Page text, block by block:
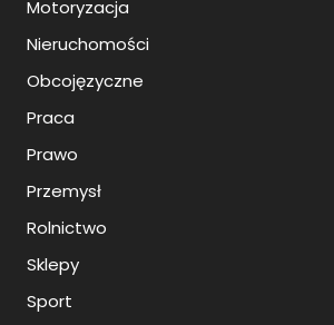
Motoryzacja
Nieruchomości
Obcojęzyczne
Praca
Prawo
Przemysł
Rolnictwo
Sklepy
Sport